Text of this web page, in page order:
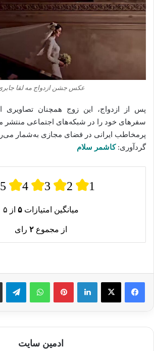
عکس جشن ازدواج مه لقا
پس از ازدواج، این زوج همچنان
سفرهای خود را در شبکه‌های اجتماعی منتشر
پرمخاطب ایرانی در فضای مجازی به‌شمار
گردآوری:کاشمر سلام
5 4 3 2 1
میانگین امتیازات ۵ از ۵
از مجموع ۲ رای
لینکدین پینترستواتس آپ
ادمین سایت